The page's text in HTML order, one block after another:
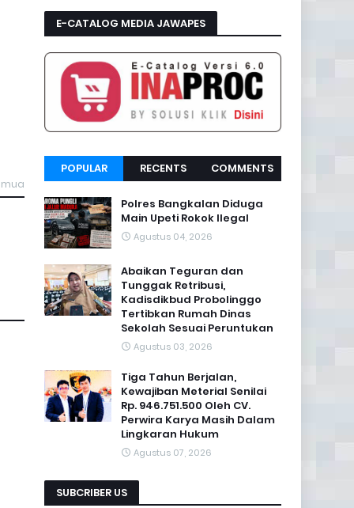
E-CATALOG MEDIA JAWAPES
POPULAR RECENTS COMMENTS
Polres Bangkalan Diduga
Main Upeti Rokok Ilegal
Agustus 04, 2026
Abaikan Teguran dan
Tunggak Retribusi,
Kadisdikbud Probolinggo
Tertibkan Rumah Dinas
Sekolah Sesuai Peruntukan
Agustus 03, 2026
Tiga Tahun Berjalan,
Kewajiban Meterial Senilai
Rp. 946.751.500 Oleh CV.
Perwira Karya Masih Dalam
Lingkaran Hukum
Agustus 07, 2026
SUBCRIBER US